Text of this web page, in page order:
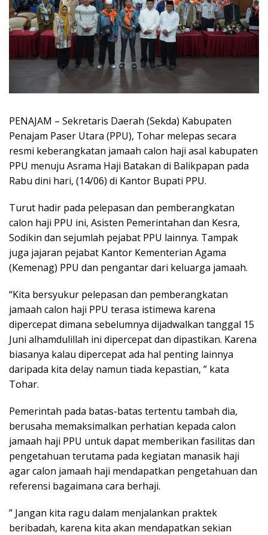
PENAJAM – Sekretaris Daerah (Sekda) Kabupaten
Penajam Paser Utara (PPU), Tohar melepas secara
resmi keberangkatan jamaah calon haji asal kabupaten
PPU menuju Asrama Haji Batakan di Balikpapan pada
Rabu dini hari, (14/06) di Kantor Bupati PPU.
Turut hadir pada pelepasan dan pemberangkatan
calon haji PPU ini, Asisten Pemerintahan dan Kesra,
Sodikin dan sejumlah pejabat PPU lainnya. Tampak
juga jajaran pejabat Kantor Kementerian Agama
(Kemenag) PPU dan pengantar dari keluarga jamaah.
“Kita bersyukur pelepasan dan pemberangkatan
jamaah calon haji PPU terasa istimewa karena
dipercepat dimana sebelumnya dijadwalkan tanggal 15
Juni alhamdulillah ini dipercepat dan dipastikan. Karena
biasanya kalau dipercepat ada hal penting lainnya
daripada kita delay namun tiada kepastian, ” kata
Tohar.
Pemerintah pada batas-batas tertentu tambah dia,
berusaha memaksimalkan perhatian kepada calon
jamaah haji PPU untuk dapat memberikan fasilitas dan
pengetahuan terutama pada kegiatan manasik haji
agar calon jamaah haji mendapatkan pengetahuan dan
referensi bagaimana cara berhaji.
” Jangan kita ragu dalam menjalankan praktek
beribadah, karena kita akan mendapatkan sekian